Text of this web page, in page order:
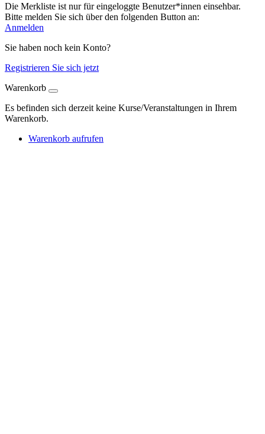
Die Merkliste ist nur für eingeloggte Benutzer*innen einsehbar.
Bitte melden Sie sich über den folgenden Button an:
Anmelden
Sie haben noch kein Konto?
Registrieren Sie sich jetzt
Warenkorb
Es befinden sich derzeit keine Kurse/Veranstaltungen in Ihrem
Warenkorb.
Warenkorb aufrufen